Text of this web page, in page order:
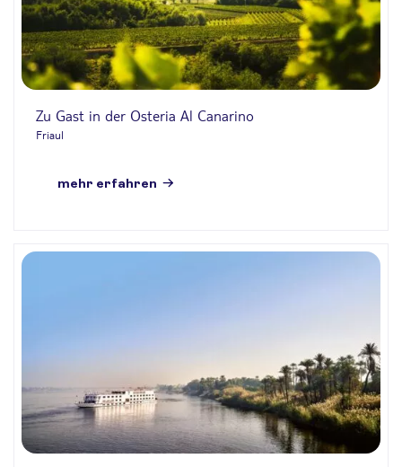
Zu Gast in der Osteria Al Canarino
Friaul
mehr erfahren